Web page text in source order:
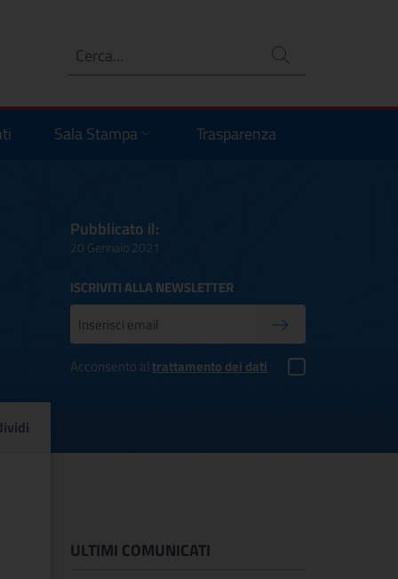
Ricerca
Sala Stampa Trasparenza
Pubblicato il:
20 Gennaio 2021
ISCRIVITI ALLA NEWSLETTER
Conferma iscrizione
Acconsento altrattamento dei dati
di Civita di
ULTIMI COMUNICATI